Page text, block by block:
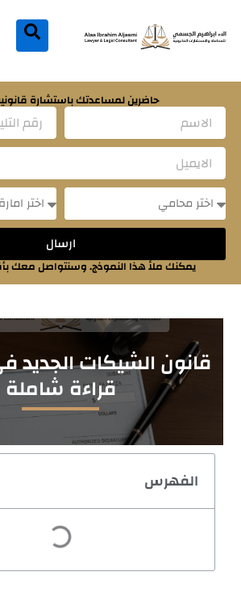
إلى
المحتوى
حاضرين لمساعدتك باستشارة
ارسال
يمكنك ملأ هذا النموذج. وسنتواصل معك
قانون الشيكات الجديد
قراءة شاملة
الفهرس